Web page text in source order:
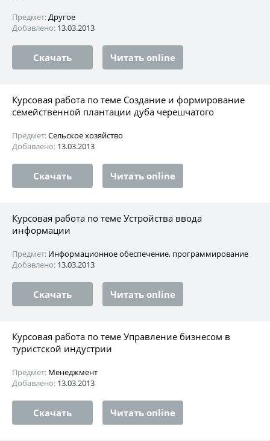
Предмет:Другое
Добавлено: 13.03.2013
Скачать Читать online
Курсовая работа по теме Создание и формирование
семейственной плантации дуба черешчатого
Предмет:Сельское хозяйство
Добавлено: 13.03.2013
Скачать Читать online
Курсовая работа по теме Устройства ввода
информации
Предмет: Информационное обеспечение, программирование
Добавлено: 13.03.2013
Скачать Читать online
Курсовая работа по теме Управление бизнесом в
туристской индустрии
Предмет: Менеджмент
Добавлено: 13.03.2013
Скачать Читать online